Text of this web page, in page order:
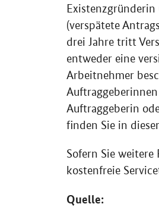
(verspätete
drei Jahre tritt
entweder eine
Arbeitnehmer
Auftraggeberin
finden Sie in dieser
Sofern Sie
kostenfreie
Quelle: